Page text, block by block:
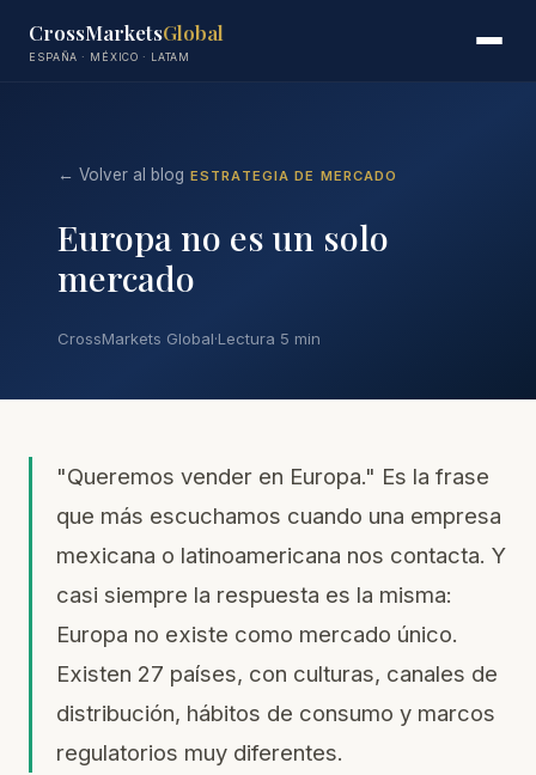
CrossMarketsGlobal
ESPAÑA · MÉXICO · LATAM
← Volver al blog ESTRATEGIA DE MERCADO
Europa no es un solo
mercado
CrossMarkets Global·Lectura 5 min
"Queremos vender en Europa." Es la frase
que más escuchamos cuando una empresa
mexicana o latinoamericana nos contacta. Y
casi siempre la respuesta es la misma:
Europa no existe como mercado único.
Existen 27 países, con culturas, canales de
distribución, hábitos de consumo y marcos
regulatorios muy diferentes.